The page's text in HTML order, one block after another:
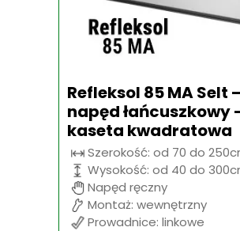
Refleksol 85 MA Selt –
napęd łańcuszkowy
kaseta kwadratowa
Szerokość: od 70 do
Wysokość: od 40 do
Napęd ręczny
Montaż: wewnętrzny
Prowadnice: linkowe